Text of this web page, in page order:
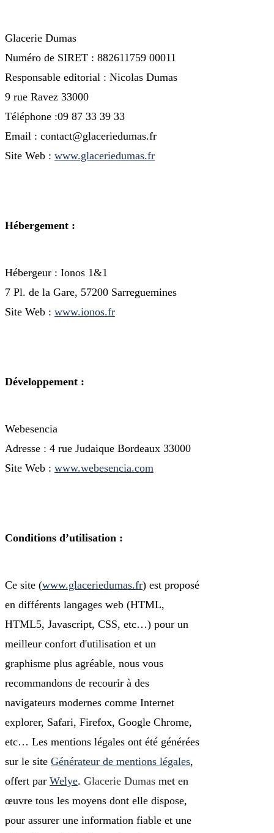
Glacerie Dumas
Numéro de SIRET : 882611759 00011
Responsable editorial : Nicolas Dumas
9 rue Ravez 33000
Téléphone :09 87 33 39 33
Email : contact@glaceriedumas.fr
Site Web :www.glaceriedumas.fr
Hébergement :
Hébergeur : Ionos 1&1
7 Pl. de la Gare, 57200 Sarreguemines
Site Web :www.ionos.fr
Développement :
Webesencia
Adresse : 4 rue Judaique Bordeaux 33000
Site Web :www.webesencia.com
Conditions d’utilisation :
Ce site (www.glaceriedumas.fr) est proposé
en différents langages web (HTML,
HTML5, Javascript, CSS, etc…) pour un
meilleur confort d'utilisation et un
graphisme plus agréable, nous vous
recommandons de recourir à des
navigateurs modernes comme Internet
explorer, Safari, Firefox, Google Chrome,
etc… Les mentions légales ont été générées
sur le siteGénérateur de mentions légales,
offert parWelye.Glacerie Dumas met en
œuvre tous les moyens dont elle dispose,
pour assurer une information fiable et une